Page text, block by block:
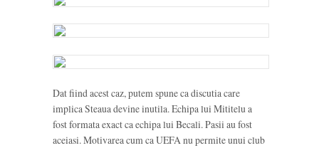
Dat fiind acest caz, putem spune ca discutia care
implica Steaua devine inutila. Echipa lui Mititelu a
fost formata exact ca echipa lui Becali. Pasii au fost
aceiasi. Motivarea cum ca UEFA nu permite unui club